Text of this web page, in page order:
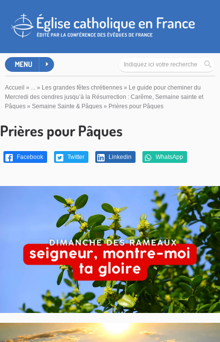
MENU
Accueil » ... » Les grandes fêtes chrétiennes » Le guide pour cheminer du
Mercredi des cendres jusqu’à la Résurrection : Carême, Semaine sainte et
Pâques » Semaine Sainte & Pâques » Prières pour Pâques
Prières pour Pâques
Facebook Twitter Linkedin WhatsApp